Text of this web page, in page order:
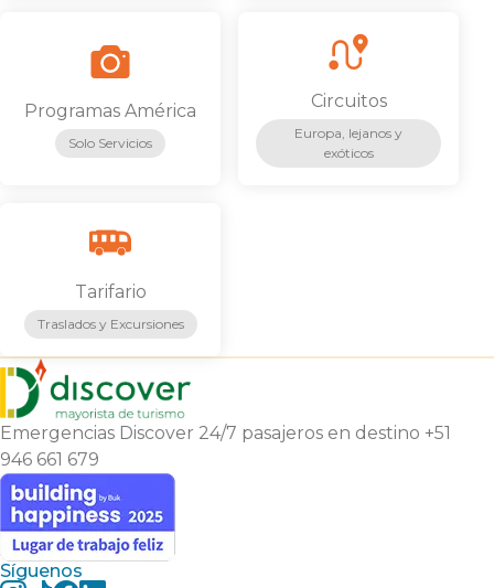
Programas América
Solo Servicios
Circuitos
Europa, lejanos y
exóticos
Tarifario
Traslados y Excursiones
Ver más
Emergencias Discover 24/7 pasajeros en destino +51
946 661 679
Síguenos